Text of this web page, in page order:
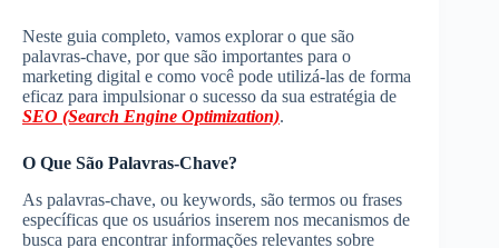
Neste guia completo, vamos explorar o que são
palavras-chave, por que são importantes para o
marketing digital e como você pode utilizá-las de forma
eficaz para impulsionar o sucesso da sua estratégia de
SEO (Search Engine Optimization).
O Que São Palavras-Chave?
As palavras-chave, ou keywords, são termos ou frases
específicas que os usuários inserem nos mecanismos de
busca para encontrar informações relevantes sobre